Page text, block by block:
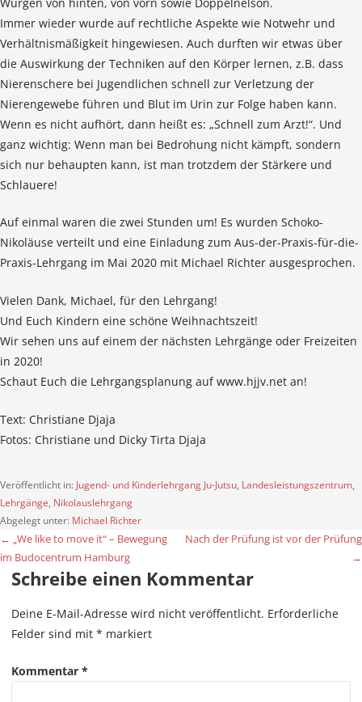
Immer wieder wurde auf rechtliche Aspekte wie Notwehr und
Verhältnismäßigkeit hingewiesen. Auch durften wir etwas über
die Auswirkung der Techniken auf den Körper lernen, z.B. dass
Nierenschere bei Jugendlichen schnell zur Verletzung der
Nierengewebe führen und Blut im Urin zur Folge haben kann.
Wenn es nicht aufhört, dann heißt es: „Schnell zum Arzt!“. Und
ganz wichtig: Wenn man bei Bedrohung nicht kämpft, sondern
sich nur behaupten kann, ist man trotzdem der Stärkere und
Schlauere!
Auf einmal waren die zwei Stunden um! Es wurden Schoko-
Nikoläuse verteilt und eine Einladung zum Aus-der-Praxis-für-die-
Praxis-Lehrgang im Mai 2020 mit Michael Richter ausgesprochen.
Vielen Dank, Michael, für den Lehrgang!
Und Euch Kindern eine schöne Weihnachtszeit!
Wir sehen uns auf einem der nächsten Lehrgänge oder Freizeiten
in 2020!
Schaut Euch die Lehrgangsplanung auf www.hjjv.net an!
Text: Christiane Djaja
Fotos: Christiane und Dicky Tirta Djaja
Veröffentlicht in: Jugend- und Kinderlehrgang Ju-Jutsu, Landesleistungszentrum,
Lehrgänge, Nikolauslehrgang
Abgelegt unter: Michael Richter
B
← „We like to move it“ – Bewegung
im Budocentrum Hamburg
Nach der Prüfung ist vor der Prüfung
→
Schreibe einen Kommentar
Deine E-Mail-Adresse wird nicht veröffentlicht. Erforderliche
Felder sind mit* markiert
Kommentar*